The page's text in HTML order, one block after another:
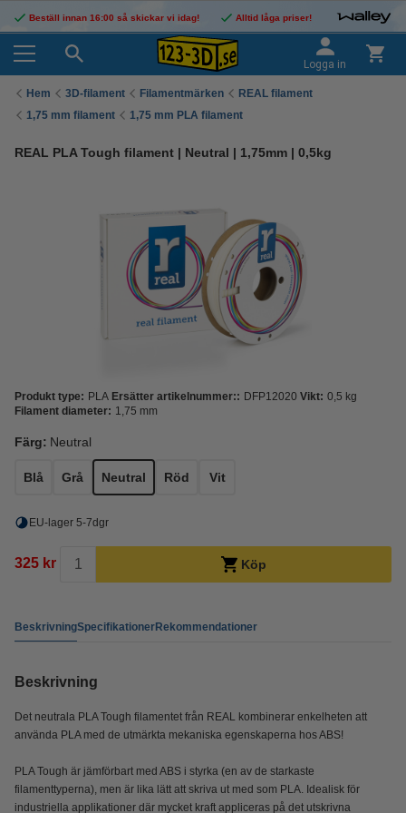
Beställ innan 16:00 så skickar vi idag! Alltid låga priser!
Logga in
Hem 3D-filament Filamentmärken
REAL filament
1,75 mm filament
1,75 mm PLA filament
REAL PLA Tough filament | Neutral | 1,75mm | 0,5kg
Produkt type: PLA Ersätter artikelnummer:: DFP12020 Vikt: 0,5 kg
Filament diameter: 1,75 mm
Färg: Neutral
Blå Grå Neutral Röd Vit
EU-lager 5-7dgr
325 kr Köp
BeskrivningSpecifikationerRekommendationer
Beskrivning
Det neutrala PLA Tough filamentet från REAL kombinerar enkelheten att
använda PLA med de utmärkta mekaniska egenskaperna hos ABS!
PLA Tough är jämförbart med ABS i styrka (en av de starkaste
filamenttyperna), men är lika lätt att skriva ut med som PLA. Idealisk för
industriella applikationer där mycket kraft appliceras på det utskrivna